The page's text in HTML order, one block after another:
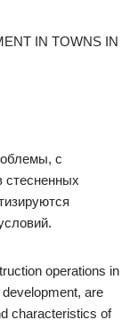
IN TOWNS IN
с
стесненных
operations in
are
characteristics of